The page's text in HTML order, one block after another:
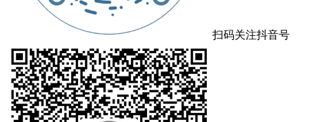
扫码关注抖音号